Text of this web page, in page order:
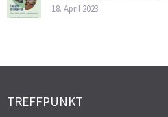
18. April 2023
TREFFPUNKT